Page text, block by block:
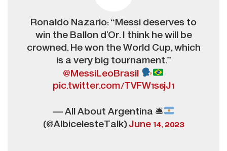
Ronaldo Nazario: “Messi deserves to
win the Ballon d’Or. I think he will be
crowned. He won the World Cup, which
is a very big tournament.”
@MessiLeoBrasil
pic.twitter.com/TVFW1s6jJ1
— All About Argentina 🛎
(@AlbicelesteTalk)June 14, 2023